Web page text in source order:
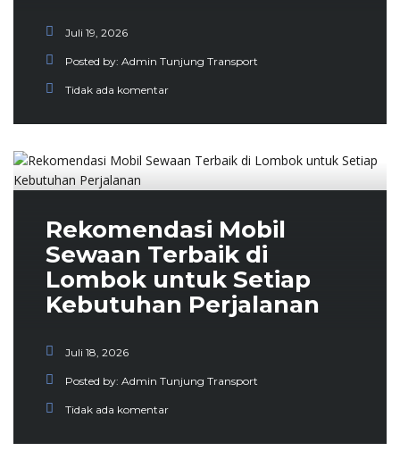
Juli 19, 2026
Posted by: Admin Tunjung Transport
Tidak ada komentar
Rekomendasi Mobil
Sewaan Terbaik di
Lombok untuk Setiap
Kebutuhan Perjalanan
Juli 18, 2026
Posted by: Admin Tunjung Transport
Tidak ada komentar